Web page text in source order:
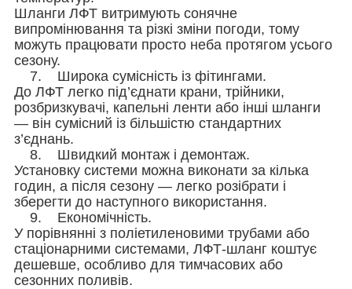
Шланги ЛФТ витримують сонячне
випромінювання та різкі зміни погоди, тому
можуть працювати просто неба протягом усього
сезону.
7. Широка сумісність із фітингами.
До ЛФТ легко під’єднати крани, трійники,
розбризкувачі, капельні ленти або інші шланги
— він сумісний із більшістю стандартних
з’єднань.
8. Швидкий монтаж і демонтаж.
Установку системи можна виконати за кілька
годин, а після сезону — легко розібрати і
зберегти до наступного використання.
9. Економічність.
У порівнянні з поліетиленовими трубами або
стаціонарними системами, ЛФТ-шланг коштує
дешевше, особливо для тимчасових або
сезонних поливів.